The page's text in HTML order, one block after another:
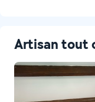
Artisan tout